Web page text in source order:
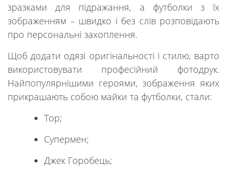
зразками для підражання, а футболки з їх
зображенням – швидко і без слів розповідають
про персональні захоплення.
Щоб додати одязі оригінальності і стилю, варто
використовувати професійний фотодрук.
Найпопулярнішими героями, зображення яких
прикрашають собою майки та футболки, стали:
Тор;
Супермен;
Джек Горобець;